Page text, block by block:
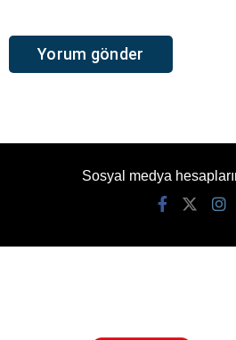
Sosyal medya